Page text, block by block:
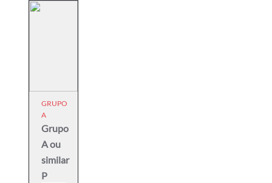
GRUPO
A
Grupo
A ou
similar
P